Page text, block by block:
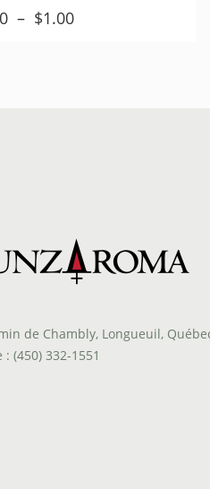
– $1.00Plage
de Chambly, Longueuil,
(450) 332-1551